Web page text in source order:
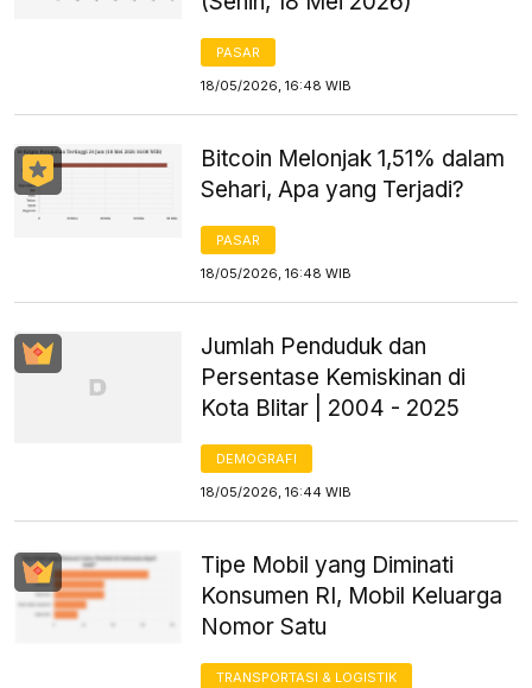
PASAR
18/05/2026, 16:48 WIB
Bitcoin Melonjak 1,51% dalam
Sehari, Apa yang Terjadi?
PASAR
18/05/2026, 16:48 WIB
Jumlah Penduduk dan
Persentase Kemiskinan di
Kota Blitar | 2004 - 2025
DEMOGRAFI
18/05/2026, 16:44 WIB
Tipe Mobil yang Diminati
Konsumen RI, Mobil Keluarga
Nomor Satu
TRANSPORTASI & LOGISTIK